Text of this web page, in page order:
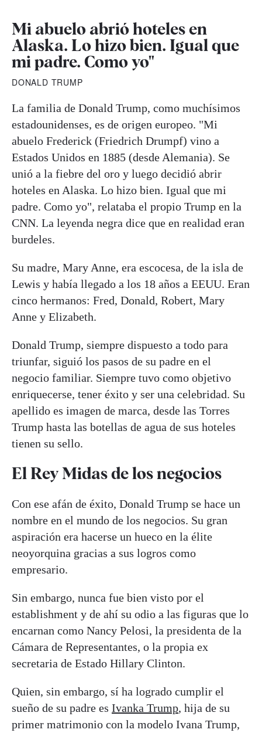
Mi abuelo abrió hoteles en
Alaska. Lo hizo bien. Igual que
mi padre. Como yo"
DONALD TRUMP
La familia de Donald Trump, como muchísimos
estadounidenses, es de origen europeo. "Mi
abuelo Frederick (Friedrich Drumpf) vino a
Estados Unidos en 1885 (desde Alemania). Se
unió a la fiebre del oro y luego decidió abrir
hoteles en Alaska. Lo hizo bien. Igual que mi
padre. Como yo", relataba el propio Trump en la
CNN. La leyenda negra dice que en realidad eran
burdeles.
Su madre, Mary Anne, era escocesa, de la isla de
Lewis y había llegado a los 18 años a EEUU. Eran
cinco hermanos: Fred, Donald, Robert, Mary
Anne y Elizabeth.
Donald Trump, siempre dispuesto a todo para
triunfar, siguió los pasos de su padre en el
negocio familiar. Siempre tuvo como objetivo
enriquecerse, tener éxito y ser una celebridad. Su
apellido es imagen de marca, desde las Torres
Trump hasta las botellas de agua de sus hoteles
tienen su sello.
El Rey Midas de los negocios
Con ese afán de éxito, Donald Trump se hace un
nombre en el mundo de los negocios. Su gran
aspiración era hacerse un hueco en la élite
neoyorquina gracias a sus logros como
empresario.
Sin embargo, nunca fue bien visto por el
establishment y de ahí su odio a las figuras que lo
encarnan como Nancy Pelosi, la presidenta de la
Cámara de Representantes, o la propia ex
secretaria de Estado Hillary Clinton.
Quien, sin embargo, sí ha logrado cumplir el
sueño de su padre es Ivanka Trump, hija de su
primer matrimonio con la modelo Ivana Trump,